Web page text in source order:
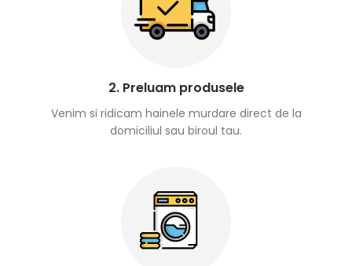
2. Preluam produsele
Venim si ridicam hainele murdare direct de la
domiciliul sau biroul tau.